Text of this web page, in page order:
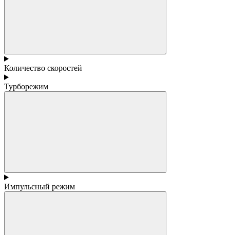
Количество скоростей
Турборежим
Импульсный режим